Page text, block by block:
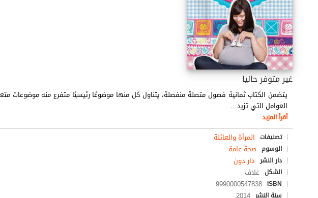
غير متوفر حاليا
يتضمن الكتاب ثمانية فصول متصلة منفصلة، يتناول كل منها موضوعًا رئيسيًا متفرع منه موضوعات
العوامل التي تزيد…
أقرأ المزيد
تصنيفات المرأة والعائلة
الوسوم صحة عامة
دار النشر دار دون
الشكل غلاف
ISBN
9990000547838
سنة النشر